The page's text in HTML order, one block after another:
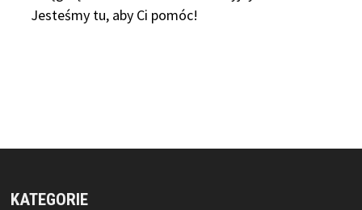
Jesteśmy tu, aby Ci pomóc!
KATEGORIE